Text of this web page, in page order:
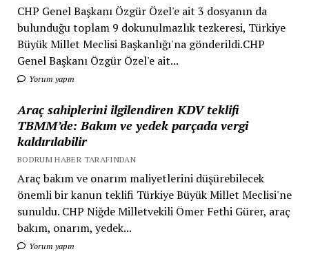
CHP Genel Başkanı Özgür Özel'e ait 3 dosyanın da
bulunduğu toplam 9 dokunulmazlık tezkeresi, Türkiye
Büyük Millet Meclisi Başkanlığı'na gönderildi.CHP
Genel Başkanı Özgür Özel'e ait...
Yorum yapın
Araç sahiplerini ilgilendiren KDV teklifi
TBMM’de: Bakım ve yedek parçada vergi
kaldırılabilir
BODRUM HABER TARAFINDAN
Araç bakım ve onarım maliyetlerini düşürebilecek
önemli bir kanun teklifi Türkiye Büyük Millet Meclisi'ne
sunuldu. CHP Niğde Milletvekili Ömer Fethi Gürer, araç
bakım, onarım, yedek...
Yorum yapın